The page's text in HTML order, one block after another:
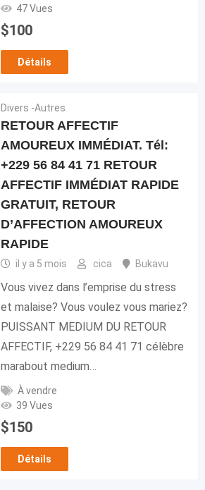
47 Vues
$100
Détails
Divers -Autres
RETOUR AFFECTIF
AMOUREUX IMMÉDIAT. Tél:
+229 56 84 41 71 RETOUR
AFFECTIF IMMÉDIAT RAPIDE
GRATUIT, RETOUR
D’AFFECTION AMOUREUX
RAPIDE
il y a 5 mois cica Bukavu
Vous vivez dans l’emprise du stress
et malaise? Vous voulez vous mariez?
PUISSANT MEDIUM DU RETOUR
AFFECTIF, +229 56 84 41 71 célèbre
marabout medium…
À vendre
39 Vues
$150
Détails